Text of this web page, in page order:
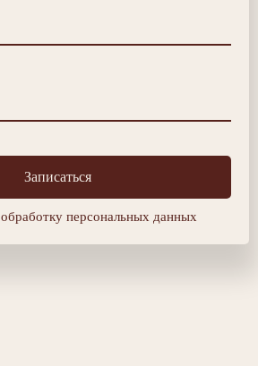
Записаться
обработку персональных данных